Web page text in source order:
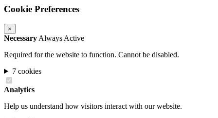
Cookie Preferences
×
Necessary Always Active
Required for the website to function. Cannot be disabled.
7 cookies
Analytics
Help us understand how visitors interact with our website.